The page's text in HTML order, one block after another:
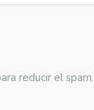
reducir el spam.